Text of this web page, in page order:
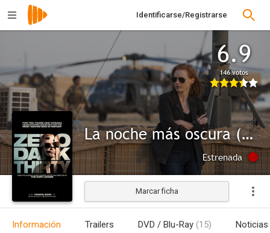
Identificarse/Registrarse
6.9
146 votos
La noche más oscura (Zero Dark Thirty)
Estrenada
Marcar ficha
Información Trailers DVD / Blu-Ray (15) Noticias